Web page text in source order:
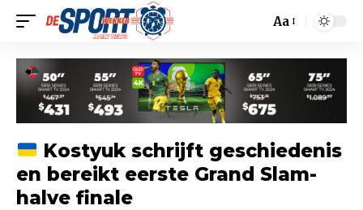
Aa
Kostyuk schrijft geschiedenis
en bereikt eerste Grand Slam-
halve finale